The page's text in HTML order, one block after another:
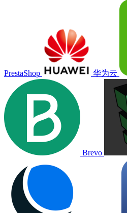
PrestaShop 华为云
Brevo